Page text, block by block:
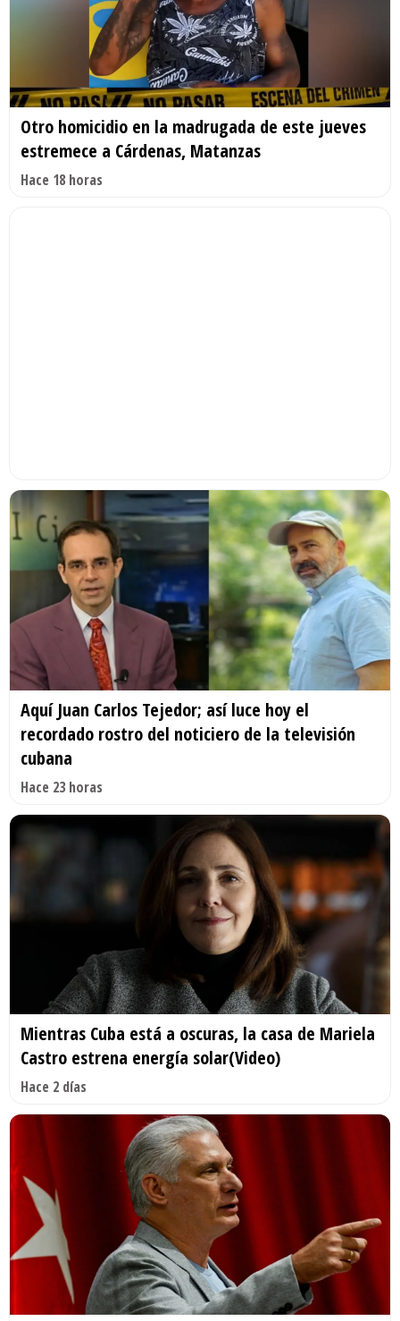
Otro homicidio en la madrugada de este jueves
estremece a Cárdenas, Matanzas
Hace 18 horas
Aquí Juan Carlos Tejedor; así luce hoy el
recordado rostro del noticiero de la televisión
cubana
Hace 23 horas
Mientras Cuba está a oscuras, la casa de Mariela
Castro estrena energía solar(Video)
Hace 2 días